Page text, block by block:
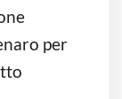
per